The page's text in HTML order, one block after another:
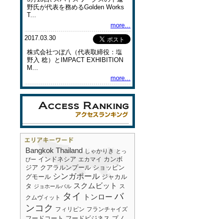
野氏が代表を務めるGolden Works
T...
more...
2017.03.30
株式会社つぼ八（代表取締役：塩
野入 稔）とIMPACT EXHIBITION
M...
more...
Bangkok Thailand しゃかりき
とっ
ぴー インドネシア エカマイ カンボ
ジア クアラルンプール ショッピン
グモール シンガポール ジャカル
タ ジョホールバル スクムビット ス
クムヴィット
タイ トンロー バ
ンコク フィリピン フランチャイズ